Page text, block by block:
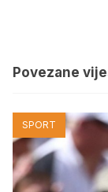
Povezane
SPORT